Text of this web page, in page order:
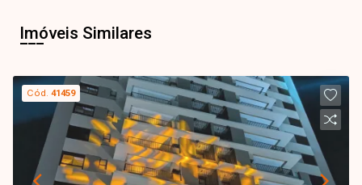
Imóveis Similares
Cód.41459